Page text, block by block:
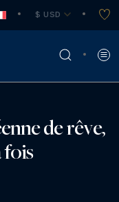
$ USD
de rêve,
fois